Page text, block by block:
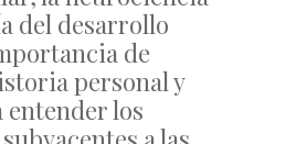
del desarrollo
de
personal y
los